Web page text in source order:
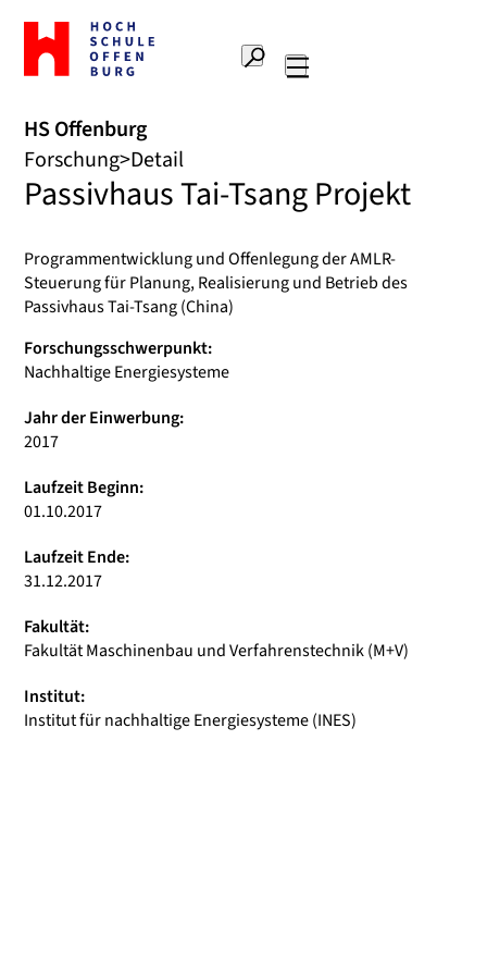
Zur
Startseite
Hochschule
Suche
HS Offenburg
Forschung Detail
Passivhaus Tai-Tsang Projekt
Programmentwicklung und Offenlegung der AMLR-
Steuerung für Planung, Realisierung und Betrieb des
Passivhaus Tai-Tsang (China)
Forschungsschwerpunkt:
Nachhaltige Energiesysteme
Jahr der Einwerbung:
2017
Laufzeit Beginn:
01.10.2017
Laufzeit Ende:
31.12.2017
Fakultät:
Fakultät Maschinenbau und Verfahrenstechnik (M+V)
Institut:
Institut für nachhaltige Energiesysteme (INES)